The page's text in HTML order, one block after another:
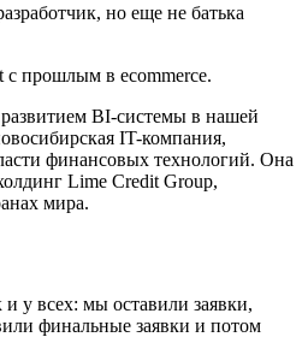
но еще не батька
с прошлым в ecommerce.
BI-системы в нашей
IT-компания,
финансовых технологий. Она
Lime Credit Group,
мира.
у всех: мы оставили заявки,
финальные заявки и потом